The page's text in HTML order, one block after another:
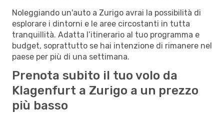
Noleggiando un'auto a Zurigo avrai la possibilità di
esplorare i dintorni e le aree circostanti in tutta
tranquillità. Adatta l’itinerario al tuo programma e
budget, soprattutto se hai intenzione di rimanere nel
paese per più di una settimana.
Prenota subito il tuo volo da
Klagenfurt a Zurigo a un prezzo
più basso